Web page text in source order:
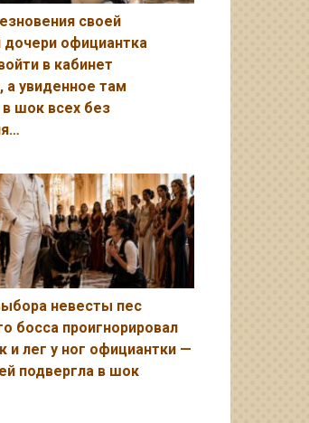
своей
дочери официантка
в кабинет
а увиденное там
шок всех без
невесты пес
босса проигнорировал
и лег у ног официантки —
подвергла в шок